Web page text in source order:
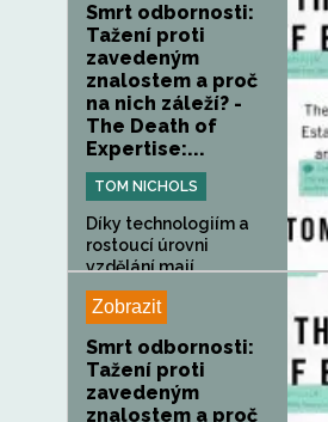
Smrt odbornosti:
Tažení proti
zavedeným
znalostem a proč
na nich záleží? -
The Death of
Expertise:...
TOM NICHOLS
Díky technologiím a
rostoucí úrovni
vzdělání mají...
Zobrazit
Smrt odbornosti:
Tažení proti
zavedeným
znalostem a proč